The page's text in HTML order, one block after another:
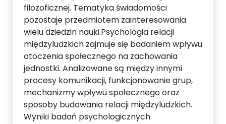
filozoficznej. Tematyka świadomości
pozostaje przedmiotem zainteresowania
wielu dziedzin nauki.Psychologia relacji
międzyludzkich zajmuje się badaniem wpływu
otoczenia społecznego na zachowania
jednostki. Analizowane są między innymi
procesy komunikacji, funkcjonowanie grup,
mechanizmy wpływu społecznego oraz
sposoby budowania relacji międzyludzkich.
Wyniki badań psychologicznych